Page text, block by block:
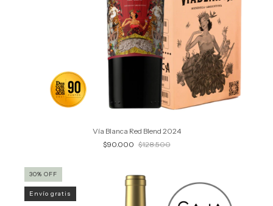
Vía Blanca Red Blend 2024
$90.000 $128.500
30% OFF
Envío gratis